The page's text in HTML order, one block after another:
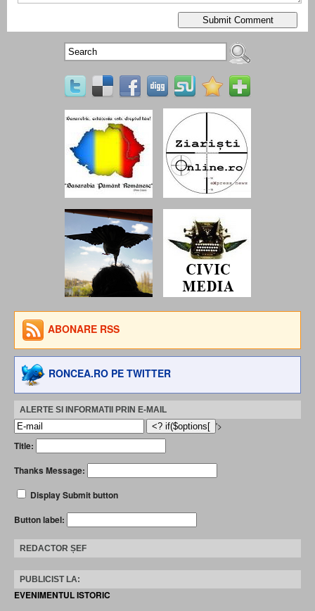
ABONARE RSS
RONCEA.RO PE TWITTER
ALERTE SI INFORMATII PRIN E-MAIL
'>
Title:
Thanks Message:
Display Submit button
Button label:
REDACTOR ȘEF
PUBLICIST LA:
EVENIMENTUL ISTORIC